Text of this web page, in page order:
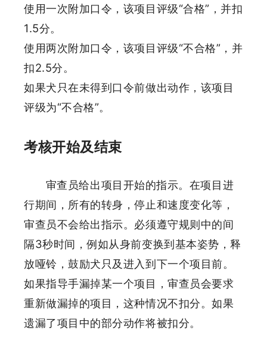
使用一次附加口令，该项目评级“合格”，并扣
1.5分。
使用两次附加口令，该项目评级“不合格”，并
扣2.5分。
如果犬只在未得到口令前做出动作，该项目
评级为“不合格”。
考核开始及结束
审查员给出项目开始的指示。在项目进
行期间，所有的转身，停止和速度变化等，
审查员不会给出指示。必须遵守规则中的间
隔3秒时间，例如从身前变换到基本姿势，释
放哑铃，鼓励犬只及进入到下一个项目前。
如果指导手漏掉某一个项目，审查员会要求
重新做漏掉的项目，这种情况不扣分。如果
遗漏了项目中的部分动作将被扣分。